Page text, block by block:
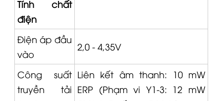
điện
Điện áp đầu
vào
Công suất
truyền tải
(mA)
Liên kết âm thanh: 10 mW
ERP (Phạm vi Y1-3: 12 mW
ERP) BLE: tối đa. EIRP 10 mW